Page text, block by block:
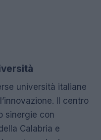
università italiane
Il centro
sinergie con
Calabria e